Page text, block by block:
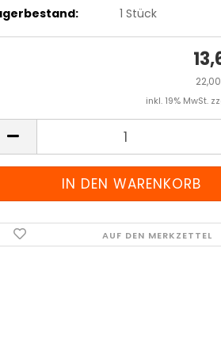
1 Stück
inkl. 19% MwSt.
AUF DEN MERKZETTEL